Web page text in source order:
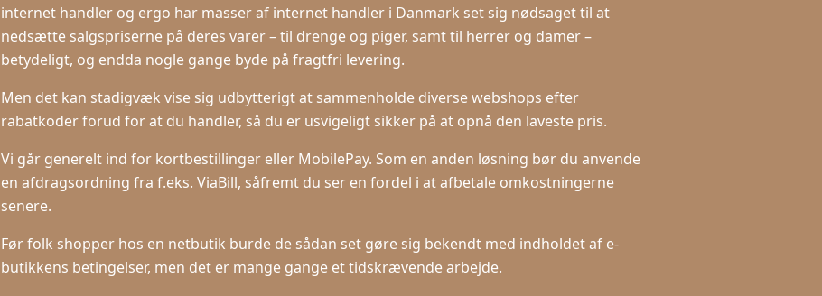
internet handler og ergo har masser af internet handler i Danmark set sig nødsaget til at
nedsætte salgspriserne på deres varer – til drenge og piger, samt til herrer og damer –
betydeligt, og endda nogle gange byde på fragtfri levering.
Men det kan stadigvæk vise sig udbytterigt at sammenholde diverse webshops efter
rabatkoder forud for at du handler, så du er usvigeligt sikker på at opnå den laveste pris.
Vi går generelt ind for kortbestillinger eller MobilePay. Som en anden løsning bør du anvende
en afdragsordning fra f.eks. ViaBill, såfremt du ser en fordel i at afbetale omkostningerne
senere.
Før folk shopper hos en netbutik burde de sådan set gøre sig bekendt med indholdet af e-
butikkens betingelser, men det er mange gange et tidskrævende arbejde.